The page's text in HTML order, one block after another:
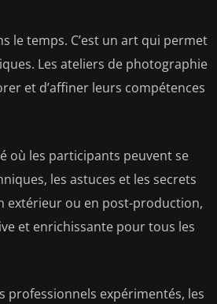
le temps. C’est un art qui permet
Les ateliers de photographie
et d’affiner leurs compétences
où les participants peuvent se
les astuces et les secrets
extérieur ou en post-production,
et enrichissante pour tous les
professionnels expérimentés, les